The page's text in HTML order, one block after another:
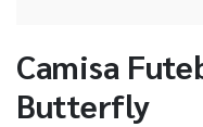
Camisa
Butterfly